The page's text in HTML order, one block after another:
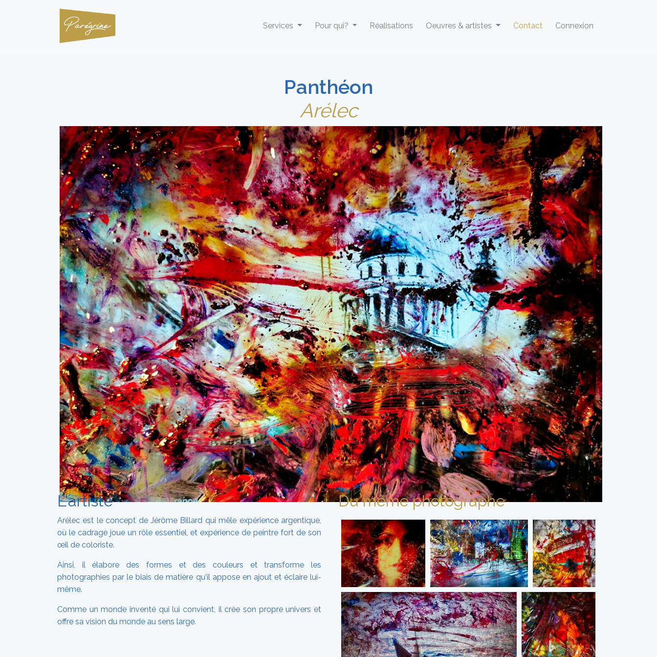
Services Pour qui? Réalisations Oeuvres & artistes Contact Connexion
Panthéon
Arélec
L'artiste
Arélec est le concept de Jérôme Billard qui mêle expérience argentique,
où le cadrage joue un rôle essentiel, et expérience de peintre fort de son
œil de coloriste.
Ainsi, il élabore des formes et des couleurs et transforme les
photographies par le biais de matière qu'il appose en ajout et éclaire lui-
même.
Comme un monde inventé qui lui convient, il crée son propre univers et
offre sa vision du monde au sens large.
Du même photographe